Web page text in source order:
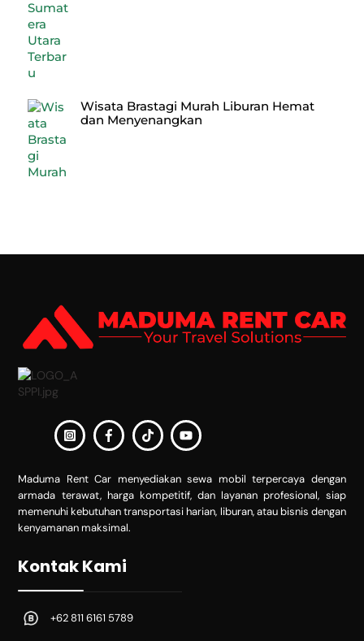
Wisata Brastagi Murah Liburan Hemat
dan Menyenangkan
Maduma Rent Car menyediakan sewa mobil terpercaya dengan
armada terawat, harga kompetitif, dan layanan profesional, siap
memenuhi kebutuhan transportasi harian, liburan, atau bisnis dengan
kenyamanan maksimal.
Kontak Kami
+62 811 6161 5789